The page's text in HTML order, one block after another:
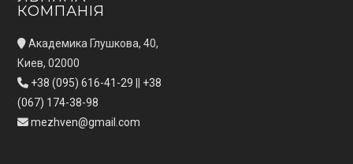
КОМПАНІЯ
Академика Глушкова, 40,
Киев, 02000
+38 (095) 616-41-29
+38
(067) 174-38-98
mezhven@gmail.com